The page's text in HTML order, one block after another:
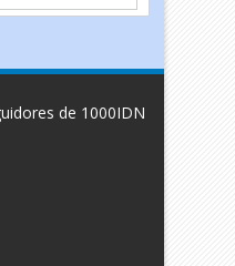
de 1000IDN